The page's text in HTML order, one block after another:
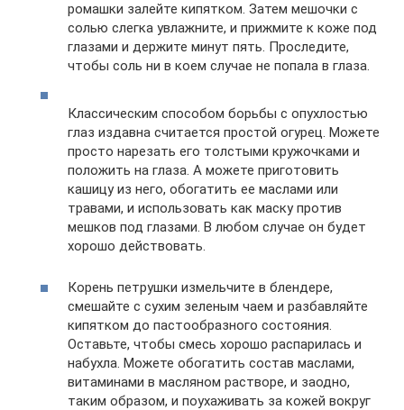
ромашки залейте кипятком. Затем мешочки с
солью слегка увлажните, и прижмите к коже под
глазами и держите минут пять. Проследите,
чтобы соль ни в коем случае не попала в глаза.
Классическим способом борьбы с опухлостью
глаз издавна считается простой огурец. Можете
просто нарезать его толстыми кружочками и
положить на глаза. А можете приготовить
кашицу из него, обогатить ее маслами или
травами, и использовать как маску против
мешков под глазами. В любом случае он будет
хорошо действовать.
Корень петрушки измельчите в блендере,
смешайте с сухим зеленым чаем и разбавляйте
кипятком до пастообразного состояния.
Оставьте, чтобы смесь хорошо распарилась и
набухла. Можете обогатить состав маслами,
витаминами в масляном растворе, и заодно,
таким образом, и поухаживать за кожей вокруг